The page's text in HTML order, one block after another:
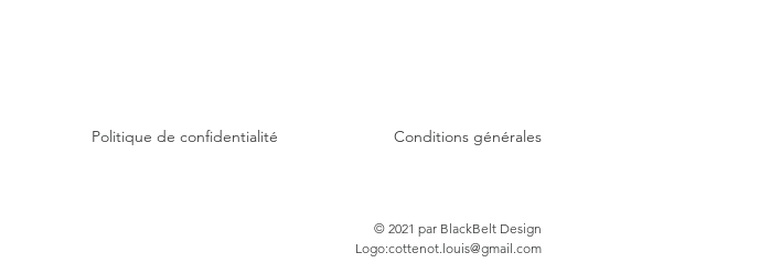
Politique de confidentialité Conditions générales
© 2021 par BlackBelt Design
Logo:cottenot.louis@gmail.com